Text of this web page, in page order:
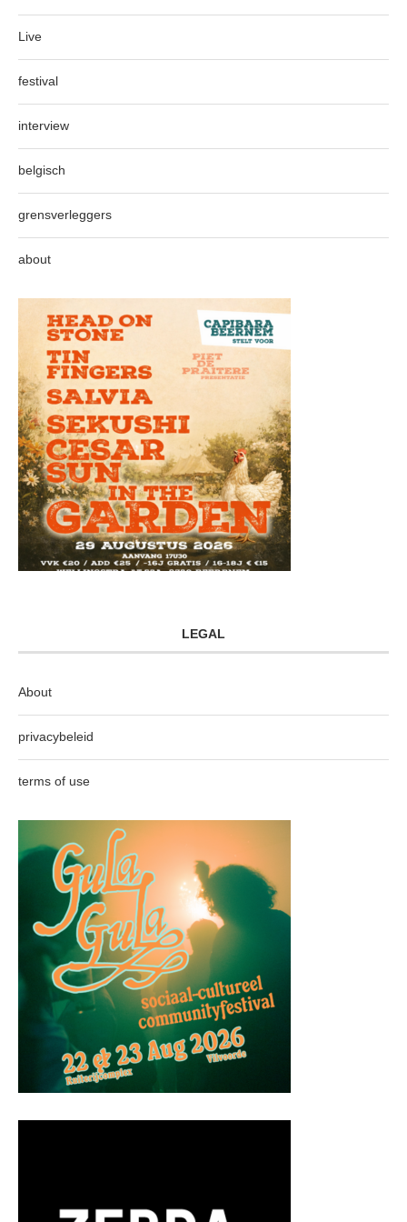
Live
festival
interview
belgisch
grensverleggers
about
LEGAL
About
privacybeleid
terms of use